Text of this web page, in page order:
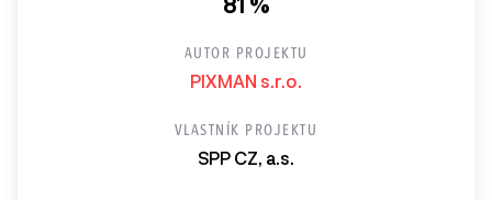
AUTOR PROJEKTU
PIXMAN s.r.o.
VLASTNÍK PROJEKTU
SPP CZ, a.s.